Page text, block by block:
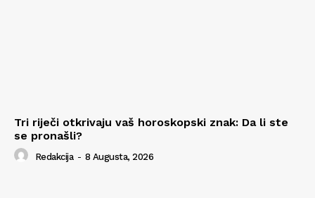
Tri riječi otkrivaju vaš horoskopski znak: Da li ste
se pronašli?
Redakcija - 8 Augusta, 2026